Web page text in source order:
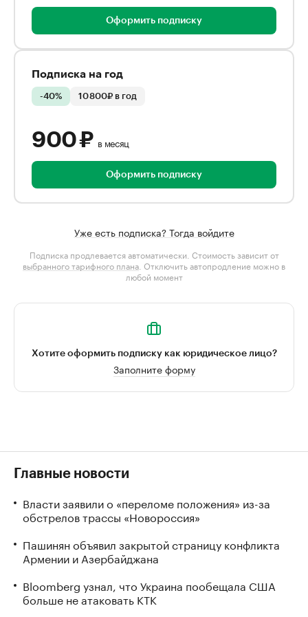
Оформить подписку
Подписка на год
-40% 10 800₽ в год
900 ₽ в месяц
Оформить подписку
Уже есть подписка? Тогда войдите
Подписка продлевается автоматически. Стоимость зависит от
выбранного тарифного плана . Отключить автопродление можно в
любой момент
Хотите оформить подписку как юридическое лицо?
Заполните форму
Главные новости
Власти заявили о «переломе положения» из-за
обстрелов трассы «Новороссия»
Пашинян объявил закрытой страницу конфликта
Армении и Азербайджана
Bloomberg узнал, что Украина пообещала США
больше не атаковать КТК